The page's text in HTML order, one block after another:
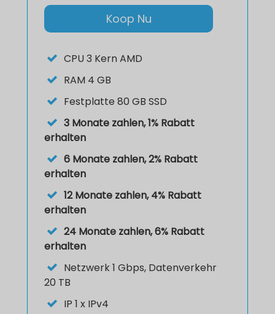
Koop Nu
CPU 3 Kern AMD
RAM 4 GB
Festplatte 80 GB SSD
3 Monate zahlen, 1% Rabatt
erhalten
6 Monate zahlen, 2% Rabatt
erhalten
12 Monate zahlen, 4% Rabatt
erhalten
24 Monate zahlen, 6% Rabatt
erhalten
Netzwerk 1 Gbps, Datenverkehr
20 TB
IP 1 x IPv4